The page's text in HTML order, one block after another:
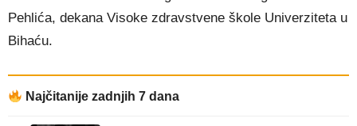
Pehlića, dekana Visoke zdravstvene škole Univerziteta u
Bihaću.
Najčitanije zadnjih 7 dana